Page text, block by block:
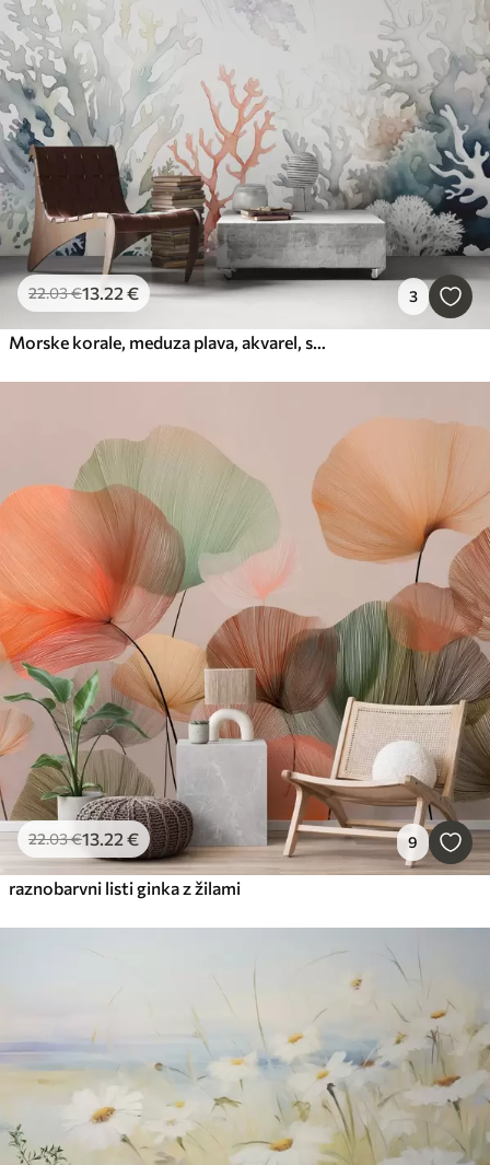
22.03€13.22 € 3
Morske korale, meduza plava, akvarel, siva, modra, rdeča
22.03€13.22 € 9
raznobarvni listi ginka z žilami